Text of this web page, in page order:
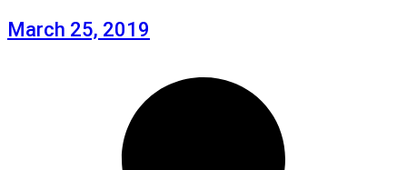
March 25, 2019